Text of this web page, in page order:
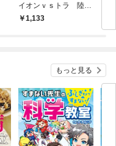
イオンｖｓトラ 陸の
最強王者バトル
1,133
もっと見る